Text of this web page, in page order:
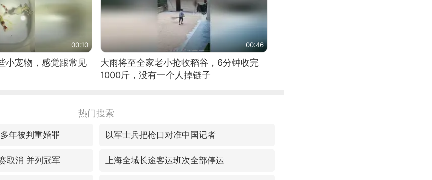
00:10
小宠物，感觉跟常见
00:46
大雨将至全家老小抢收稻谷，6分钟收完
1000斤，没有一个人掉链子
热门搜索
年被判重婚罪 以军士兵把枪口对准中国记者
取消 并列冠军 上海全域长途客运班次全部停运